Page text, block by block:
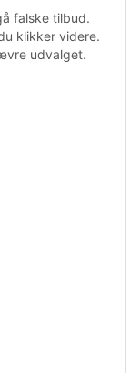
falske tilbud.
klikker videre.
udvalget.